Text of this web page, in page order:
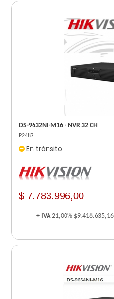
DS-9632NI-M16 - NVR 32 CH
P2487
En tránsito
$ 7.783.996,00
+ IVA21,00% $9.418.635,16